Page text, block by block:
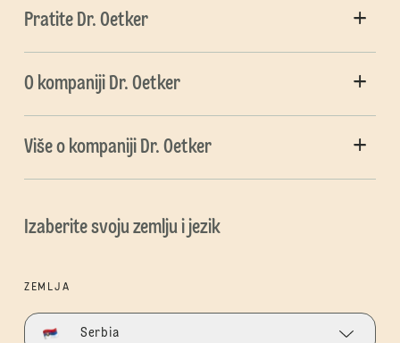
Pratite Dr. Oetker
O kompaniji Dr. Oetker
Više o kompaniji Dr. Oetker
Izaberite svoju zemlju i jezik
ZEMLJA
Serbia